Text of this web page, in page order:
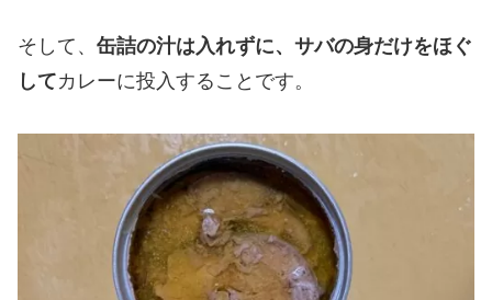
そして、 缶詰の汁は入れずに、サバの身だけをほぐ
してカレーに投入することです。